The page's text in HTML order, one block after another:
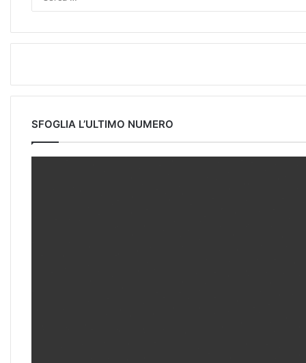
SFOGLIA L’ULTIMO NUMERO